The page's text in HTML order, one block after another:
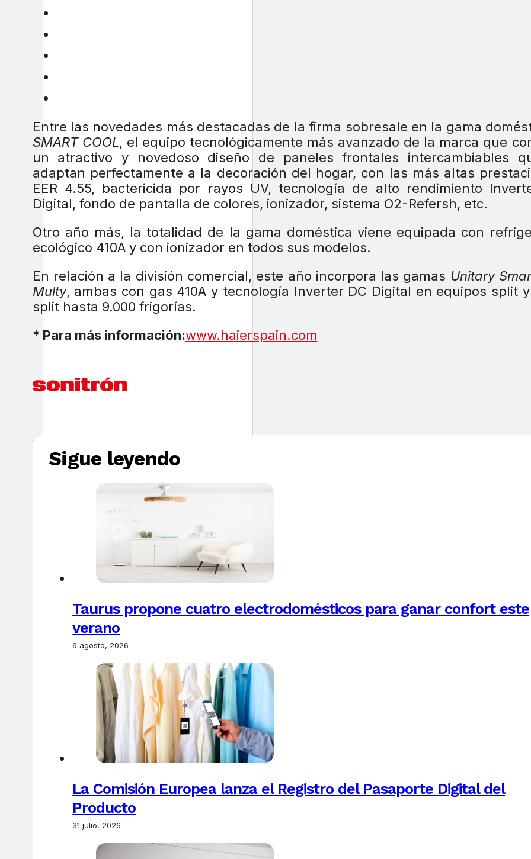
Entre las novedades más destacadas de la firma sobresale en la gama
SMART COOL, el equipo tecnológicamente más avanzado de la marca que
un atractivo y novedoso diseño de paneles frontales intercambiables
adaptan perfectamente a la decoración del hogar, con las más altas
EER 4.55, bactericida por rayos UV, tecnología de alto rendimiento
Digital, fondo de pantalla de colores, ionizador, sistema O2-Refersh, etc.
Otro año más, la totalidad de la gama doméstica viene equipada con
ecológico 410A y con ionizador en todos sus modelos.
En relación a la división comercial, este año incorpora las gamas Unitary
Multy, ambas con gas 410A y tecnología Inverter DC Digital en equipos split
split hasta 9.000 frigorías.
* Para más información:www.haierspain.com
Sigue leyendo
Taurus propone cuatro electrodomésticos para ganar confort este
verano
6 agosto, 2026
La Comisión Europea lanza el Registro del Pasaporte Digital del
Producto
31 julio, 2026